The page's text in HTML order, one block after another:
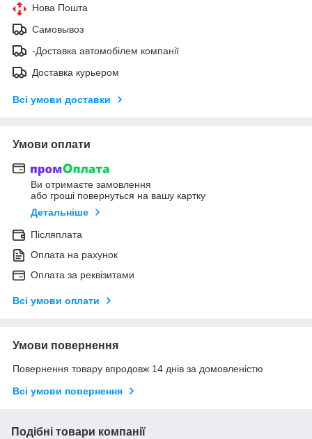
Нова Пошта
Самовывоз
-Доставка автомобілем компанії
Доставка курьером
Всі умови доставки
Умови оплати
Ви отримаєте замовлення
або гроші повернуться на вашу картку
Детальніше
Післяплата
Оплата на рахунок
Оплата за реквізитами
Всі умови оплати
Умови повернення
Повернення товару впродовж 14 днів за домовленістю
Всі умови повернення
Подібні товари компанії